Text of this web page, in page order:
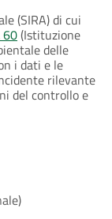
(SIRA) di cui
60(Istituzione
delle
i dati e le
rilevante
del controllo e